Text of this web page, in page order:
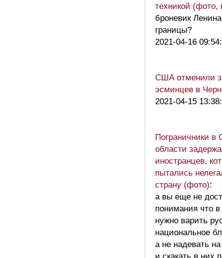
техникой (фото,
броневик
границы?
2021-04-16
США отменили
эсминцев в
2021-04-15
Пограничники в
области
иностранцев,
пытались
страну (фото):
а вы еще не
понимания что
нужно варить
национальное
а не надевать на